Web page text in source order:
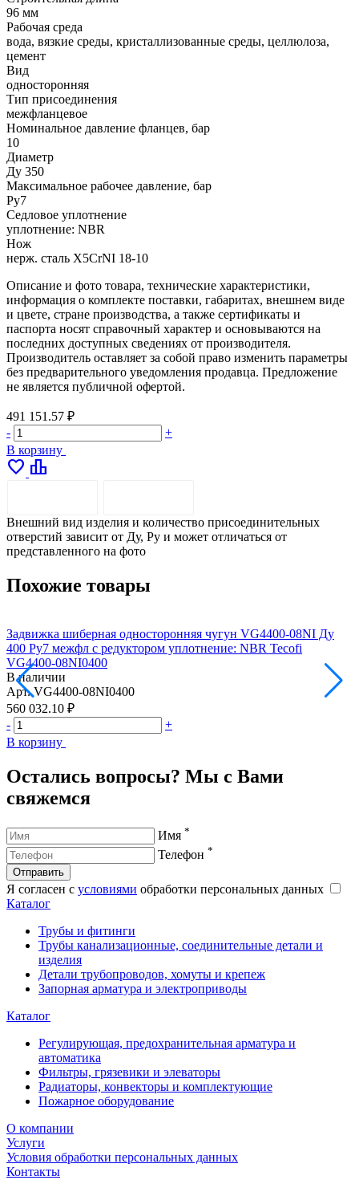
96 мм
Рабочая среда
вода, вязкие среды, кристаллизованные среды, целлюлоза,
цемент
Вид
односторонняя
Тип присоединения
межфланцевое
Номинальное давление фланцев, бар
10
Диаметр
Ду 350
Максимальное рабочее давление, бар
Ру7
Седловое уплотнение
уплотнение: NBR
Нож
нерж. сталь X5CrNI 18-10
Описание и фото товара, технические характеристики,
информация о комплекте поставки, габаритах, внешнем виде
и цвете, стране производства, а также сертификаты и
паспорта носят справочный характер и основываются на
последних доступных сведениях от производителя.
Производитель оставляет за собой право изменить параметры
без предварительного уведомления продавца. Предложение
не является публичной офертой.
491 151.57 ₽
-
+
В корзину
favorite leaderboard
Внешний вид изделия и количество присоединительных
отверстий зависит от Ду, Pу и может отличаться от
представленного на фото
Похожие товары
Задвижка шиберная односторонняя чугун VG4400-08NI Ду
400 Ру7 межфл с редуктором уплотнение: NBR Tecofi
VG4400-08NI0400
В наличии
Арт. VG4400-08NI0400
560 032.10 ₽
-
+
В корзину
Остались вопросы? Мы с Вами
свяжемся
Имя *
Телефон *
Отправить
Я согласен с условиями обработки персональных данных
Каталог
Трубы и фитинги
Трубы канализационные, соединительные детали и
изделия
Детали трубопроводов, хомуты и крепеж
Запорная арматура и электроприводы
Каталог
Регулирующая, предохранительная арматура и
автоматика
Фильтры, грязевики и элеваторы
Радиаторы, конвекторы и комплектующие
Пожарное оборудование
О компании
Услуги
Условия обработки персональных данных
Контакты